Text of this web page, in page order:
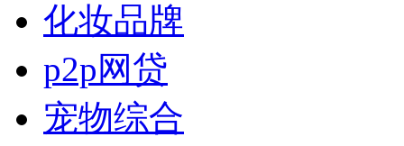
化妆品牌
p2p网贷
宠物综合